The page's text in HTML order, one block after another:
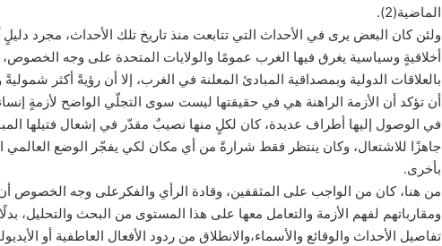
الماضية(2).
ولئن كان البعض يرى في الأحداث التي تتابعت منذ تاريخ تلك الأحداث، مجرد
أخلاقيةٍ وسياسية يغرق فيها الغرب عمومًا والولايات المتحدة على وجه
بالعلاقات الدولية وبمصداقية المبادئ المعلنة في الغرب، إلا أن رؤيةً أكثر
أن تؤكد أن الأزمة الراهنة هي في حقيقتها ليست سوى التجلّي الواضح لأزمةٍ
في الوصول إليها أطراف عديدة، كان لكلٍ منها نصيبٌ مقدّر في إشعال فتيلها
جاهزًا للاشتعال، وكان ينتظر فقط شرارةً من أي مكان لكي يفجّر الوضع العالمي
بأخرى.
من هنا، كان من الواجب على المثقفين، وقادة الرأي والفكرعلى وجه الخصوص
ومقارباتهم لفهم الأزمة والتعامل معها على هذا المستوى من البحث والتحليل،
تفاصيل الأحداث والوقائع والأسماء،والانطلاق من ردود الأفعال العاطفية أو